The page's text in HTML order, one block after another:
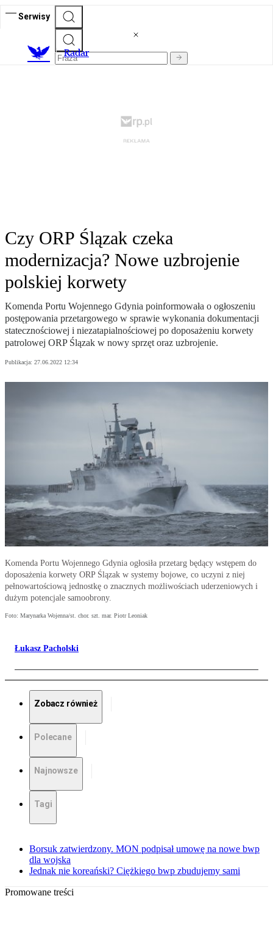
Serwisy
Radar
Czy ORP Ślązak czeka
modernizacja? Nowe uzbrojenie
polskiej korwety
Komenda Portu Wojennego Gdynia poinformowała o ogłoszeniu
postępowania przetargowego w sprawie wykonania dokumentacji
statecznościowej i niezatapialnościowej po doposażeniu korwety
patrolowej ORP Ślązak w nowy sprzęt oraz uzbrojenie.
Publikacja: 27.06.2022 12:34
Komenda Portu Wojennego Gdynia ogłosiła przetarg będący wstępem do
doposażenia korwety ORP Ślązak w systemy bojowe, co uczyni z niej
pełnowartościową jednostkę o znacznych możliwościach uderzeniowych i
dużym potencjale samoobrony.
Foto: Marynarka Wojenna/st. chor. szt. mar. Piotr Leoniak
Łukasz Pacholski
Zobacz również
Polecane
Najnowsze
Tagi
Borsuk zatwierdzony. MON podpisał umowę na nowe bwp
dla wojska
Jednak nie koreański? Ciężkiego bwp zbudujemy sami
Promowane treści